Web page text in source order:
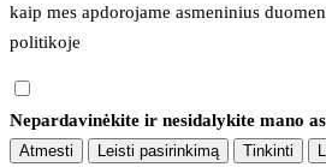
kaip mes apdorojame asmeninius
politikoje
Nepardavinėkite ir nesidalykite mano
Atmesti Leisti pasirinkimą Tinkinti